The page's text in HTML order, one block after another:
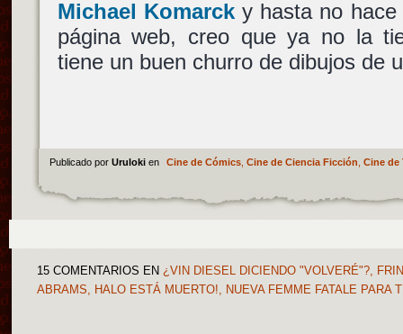
Michael Komarcky hasta no hace
página web, creo que ya no la
tiene un buen churro de dibujos de
Publicado por Uruloki en Cine de Cómics, Cine de Ciencia Ficción Cine de
15 COMENTARIOS EN ¿VIN DIESEL DICIENDO "VOLVERÉ"?,
ABRAMS, HALO ESTÁ MUERTO!, NUEVA FEMME FATALE